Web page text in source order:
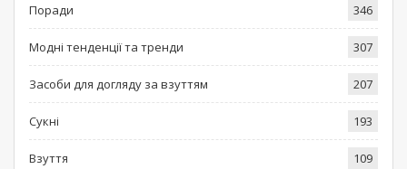
Поради 346
Модні тенденції та тренди 307
Засоби для догляду за взуттям 207
Сукні 193
Взуття 109